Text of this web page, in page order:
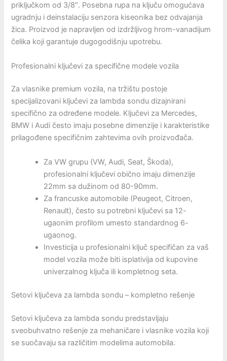
priključkom od 3/8″. Posebna rupa na ključu omogućava
ugradnju i deinstalaciju senzora kiseonika bez odvajanja
žica. Proizvod je napravljen od izdržljivog hrom-vanadijum
čelika koji garantuje dugogodišnju upotrebu.
Profesionalni ključevi za specifične modele vozila
Za vlasnike premium vozila, na tržištu postoje
specijalizovani ključevi za lambda sondu dizajnirani
specifično za određene modele. Ključevi za Mercedes,
BMW i Audi često imaju posebne dimenzije i karakteristike
prilagođene specifičnim zahtevima ovih proizvođača.
Za VW grupu (VW, Audi, Seat, Škoda),
profesionalni ključevi obično imaju dimenzije
22mm sa dužinom od 80-90mm.
Za francuske automobile (Peugeot, Citroen,
Renault), često su potrebni ključevi sa 12-
ugaonim profilom umesto standardnog 6-
ugaonog.
Investicija u profesionalni ključ specifičan za vaš
model vozila može biti isplativija od kupovine
univerzalnog ključa ili kompletnog seta.
Setovi ključeva za lambda sondu – kompletno rešenje
Setovi ključeva za lambda sondu predstavljaju
sveobuhvatno rešenje za mehaničare i vlasnike vozila koji
se suočavaju sa različitim modelima automobila.